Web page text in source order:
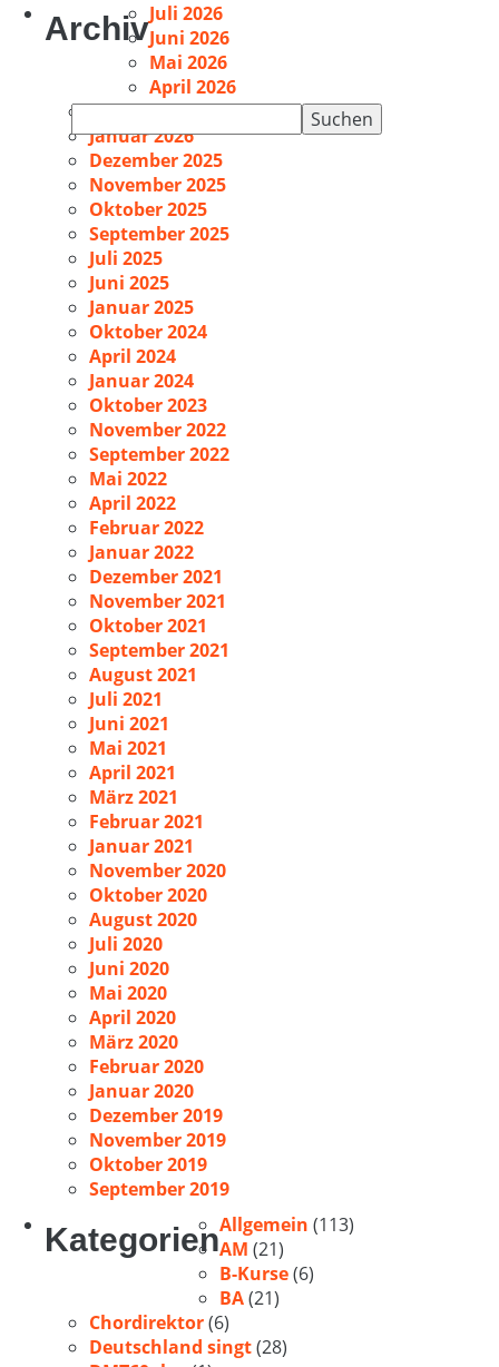
Suchen
nach:
ArchivJuli 2026
Juni 2026
Mai 2026
April 2026
Februar 2026
Januar 2026
Dezember 2025
November 2025
Oktober 2025
September 2025
Juli 2025
Juni 2025
Januar 2025
Oktober 2024
April 2024
Januar 2024
Oktober 2023
November 2022
September 2022
Mai 2022
April 2022
Februar 2022
Januar 2022
Dezember 2021
November 2021
Oktober 2021
September 2021
August 2021
Juli 2021
Juni 2021
Mai 2021
April 2021
März 2021
Februar 2021
Januar 2021
November 2020
Oktober 2020
August 2020
Juli 2020
Juni 2020
Mai 2020
April 2020
März 2020
Februar 2020
Januar 2020
Dezember 2019
November 2019
Oktober 2019
September 2019
KategorienAllgemein (113)
AM (21)
B-Kurse(6)
BA(21)
Chordirektor(6)
Deutschland singt(28)